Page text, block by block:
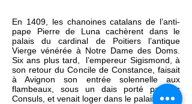
En 1409, les chanoines catalans de l’anti-
pape Pierre de Luna cachèrent dans le
palais du cardinal de Poitiers l’antique
Vierge vénérée à Notre Dame des Doms.
Six ans plus tard, l’empereur Sigismond, à
son retour du Concile de Constance, faisait
à Avignon son entrée solennelle aux
flambeaux, sous un dais porté par les
Consuls, et venait loger dans le palais.